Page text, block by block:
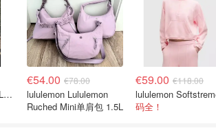
Ralph Lauren Ralph Lauren 男童亚麻衬衫
€54.00 €78.00
lululemon Lululemon
Ruched Mini单肩包 1.5L
€59.00 €118.00
码全！